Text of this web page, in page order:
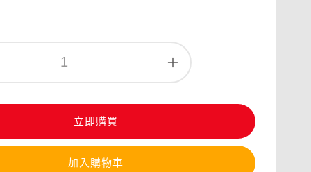
立即購買
加入購物車